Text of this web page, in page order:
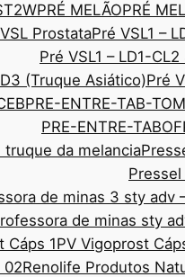
PRÉ MELÃOPRÉ
ProstataPré VSL1 –
Pré VSL1 – LD1-
(Truque Asiático)Pré
PRE-ENTRE-TAB-
PRE-ENTRE-
truque da melancia
de minas 3 sty adv
de minas sty
Cáps 1PV Vigoprost
02Renolife Produtos